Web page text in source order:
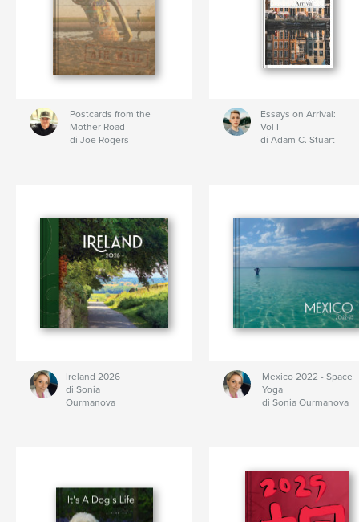
Postcards from the
Mother Road
di Joe Rogers
Essays on Arrival:
Vol I
di Adam C. Stuart
Ireland 2026
di Sonia
Ourmanova
Mexico 2022 - Space
Yoga
di Sonia Ourmanova